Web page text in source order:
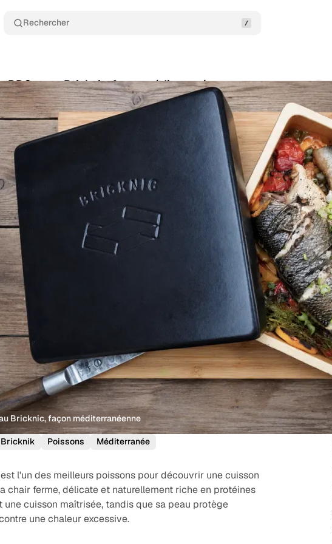
Rechercher
BBQ et au Bricknic, façon méditerranéenne
•juillet 5, 2026•9 min de lecture Commentaires
Bricknic, façon méditerranéenne
Bricknik Poissons Méditerranée
est l'un des meilleurs poissons pour découvrir une cuisson
chair ferme, délicate et naturellement riche en protéines
cuisson maîtrisée, tandis que sa peau protège
une chaleur excessive.